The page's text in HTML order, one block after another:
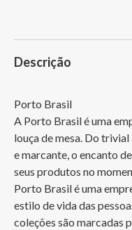
Descrição
Porto Brasil
A Porto Brasil é uma
louça de mesa. Do
e marcante, o encanto
seus produtos no
Porto Brasil é uma
estilo de vida das
coleções são marcadas